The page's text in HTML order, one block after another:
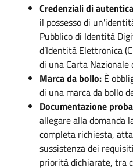
Credenziali di
il possesso di
Pubblico di Identità
d’Identità Elettronica
di una Carta Nazionale
Marca da bollo: È
di una marca da bollo
Documentazione
allegare alla domanda
completa richiesta,
sussistenza dei
priorità dichiarate, tra